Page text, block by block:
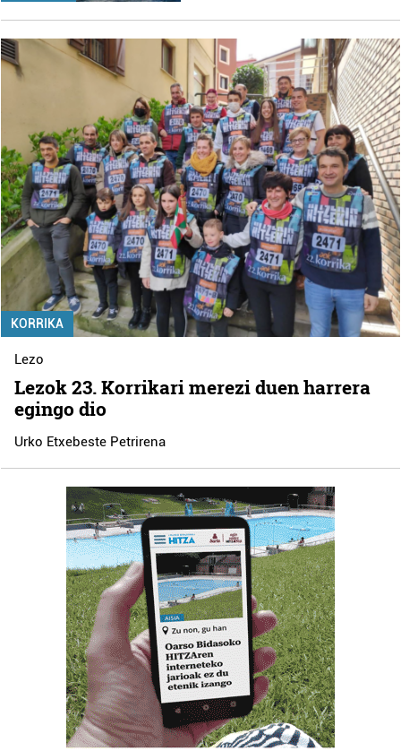
KORRIKA
Lezo
Lezok 23. Korrikari merezi duen harrera
egingo dio
Urko Etxebeste Petrirena